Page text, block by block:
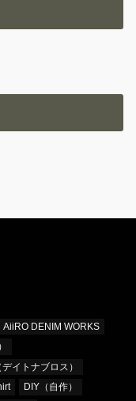
AiiRO DENIM WORKS
イトナブロス）
DIY（自作）